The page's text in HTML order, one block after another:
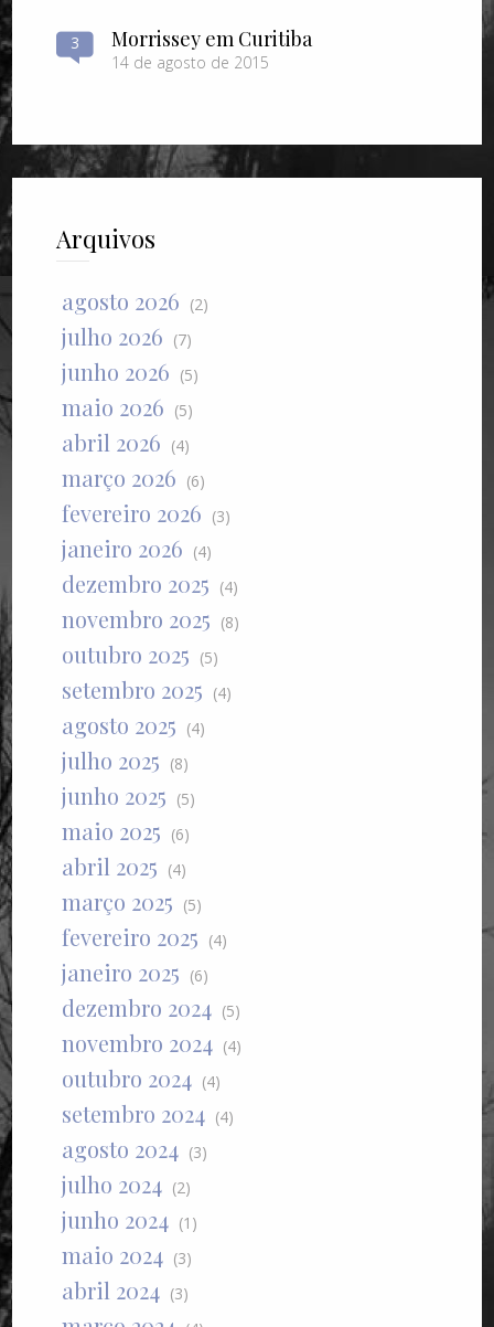
3 Morrissey em Curitiba
14 de agosto de 2015
Arquivos
agosto 2026 (2)
julho 2026 (7)
junho 2026 (5)
maio 2026 (5)
abril 2026 (4)
março 2026 (6)
fevereiro 2026 (3)
janeiro 2026 (4)
dezembro 2025 (4)
novembro 2025 (8)
outubro 2025 (5)
setembro 2025 (4)
agosto 2025 (4)
julho 2025 (8)
junho 2025 (5)
maio 2025 (6)
abril 2025 (4)
março 2025 (5)
fevereiro 2025 (4)
janeiro 2025 (6)
dezembro 2024 (5)
novembro 2024 (4)
outubro 2024 (4)
setembro 2024 (4)
agosto 2024 (3)
julho 2024 (2)
junho 2024 (1)
maio 2024 (3)
abril 2024 (3)